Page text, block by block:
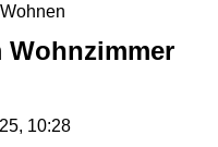
Wohnzimmer
10:28